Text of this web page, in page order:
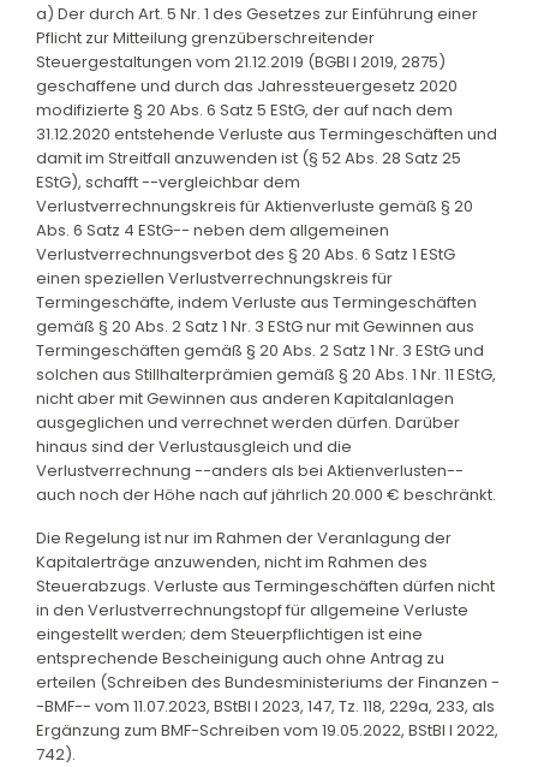
a) Der durch Art. 5 Nr. 1 des Gesetzes zur Einführung einer
Pflicht zur Mitteilung grenzüberschreitender
Steuergestaltungen vom 21.12.2019 (BGBl I 2019, 2875)
geschaffene und durch das Jahressteuergesetz 2020
modifizierte § 20 Abs. 6 Satz 5 EStG, der auf nach dem
31.12.2020 entstehende Verluste aus Termingeschäften und
damit im Streitfall anzuwenden ist (§ 52 Abs. 28 Satz 25
EStG), schafft --vergleichbar dem
Verlustverrechnungskreis für Aktienverluste gemäß § 20
Abs. 6 Satz 4 EStG-- neben dem allgemeinen
Verlustverrechnungsverbot des § 20 Abs. 6 Satz 1 EStG
einen speziellen Verlustverrechnungskreis für
Termingeschäfte, indem Verluste aus Termingeschäften
gemäß § 20 Abs. 2 Satz 1 Nr. 3 EStG nur mit Gewinnen aus
Termingeschäften gemäß § 20 Abs. 2 Satz 1 Nr. 3 EStG und
solchen aus Stillhalterprämien gemäß § 20 Abs. 1 Nr. 11 EStG,
nicht aber mit Gewinnen aus anderen Kapitalanlagen
ausgeglichen und verrechnet werden dürfen. Darüber
hinaus sind der Verlustausgleich und die
Verlustverrechnung --anders als bei Aktienverlusten--
auch noch der Höhe nach auf jährlich 20.000 € beschränkt.
Die Regelung ist nur im Rahmen der Veranlagung der
Kapitalerträge anzuwenden, nicht im Rahmen des
Steuerabzugs. Verluste aus Termingeschäften dürfen nicht
in den Verlustverrechnungstopf für allgemeine Verluste
eingestellt werden; dem Steuerpflichtigen ist eine
entsprechende Bescheinigung auch ohne Antrag zu
erteilen (Schreiben des Bundesministeriums der Finanzen -
-BMF-- vom 11.07.2023, BStBl I 2023, 147, Tz. 118, 229a, 233, als
Ergänzung zum BMF-Schreiben vom 19.05.2022, BStBl I 2022,
742).